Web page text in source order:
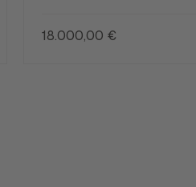
18.000,00 €